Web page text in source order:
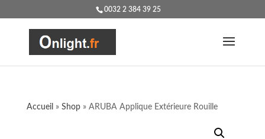
0032 2 384 39 25
Accueil » Shop» ARUBA Applique Extérieure Rouille